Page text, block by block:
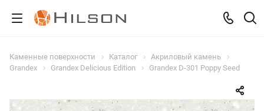
Каменные поверхности Каталог
Акриловый камень
Grandex
Grandex Delicious Edition Grandex D-301 Poppy Seed